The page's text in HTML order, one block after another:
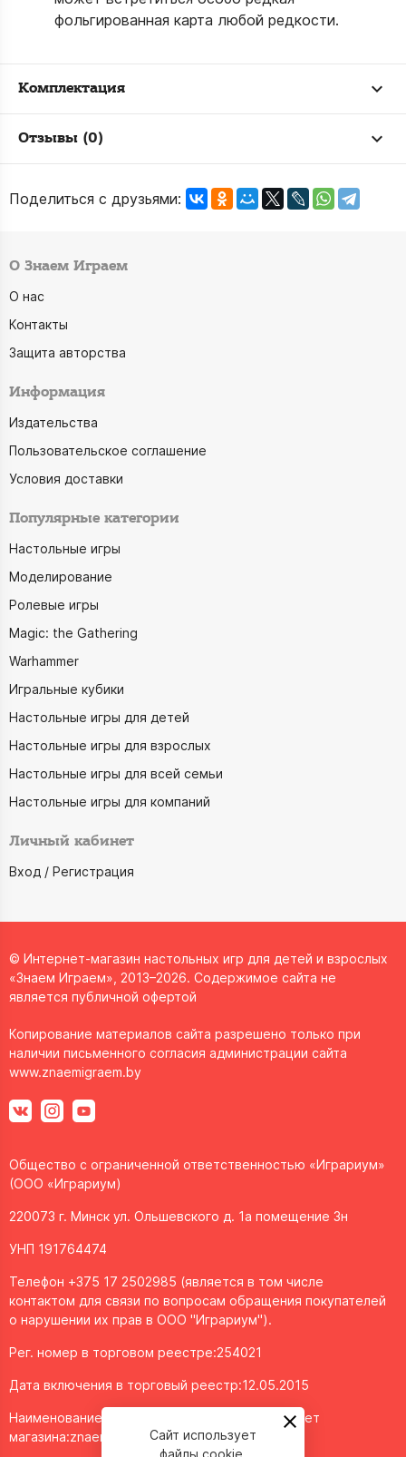
фольгированная карта любой редкости.
Комплектация
Отзывы (0)
Поделиться с друзьями:
О Знаем Играем
О нас
Контакты
Защита авторства
Информация
Издательства
Пользовательское соглашение
Условия доставки
Популярные категории
Настольные игры
Моделирование
Ролевые игры
Magic: the Gathering
Warhammer
Игральные кубики
Настольные игры для детей
Настольные игры для взрослых
Настольные игры для всей семьи
Настольные игры для компаний
Личный кабинет
Вход / Регистрация
© Интернет-магазин настольных игр для детей и взрослых
«Знаем Играем», 2013–2026. Содержимое сайта не
является публичной офертой
Копирование материалов сайта разрешено только при
наличии письменного согласия администрации сайта
www.znaemigraem.by
Общество с ограниченной ответственностью «Играриум»
(ООО «Играриум)
220073 г. Минск ул. Ольшевского д. 1а помещение 3н
УНП 191764474
Телефон +375 17 2502985 (является в том числе
контактом для связи по вопросам обращения покупателей
о нарушении их прав в ООО "Играриум").
Рег. номер в торговом реестре:254021
Дата включения в торговый реестр:12.05.2015
Наименование объекта/доменное имя интернет
магазина:znaemigraem.byСайт использует
файлы cookie.